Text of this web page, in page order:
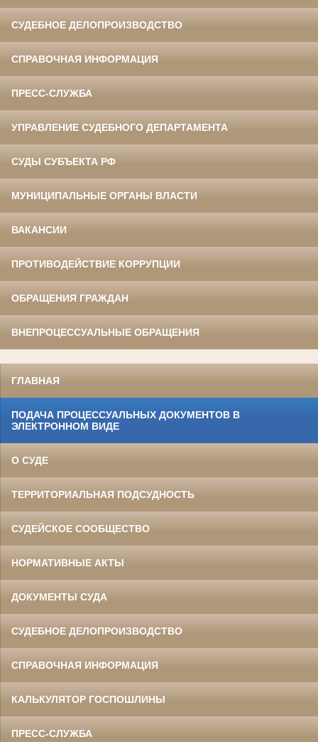
СУДЕБНОЕ ДЕЛОПРОИЗВОДСТВО
СПРАВОЧНАЯ ИНФОРМАЦИЯ
ПРЕСС-СЛУЖБА
УПРАВЛЕНИЕ СУДЕБНОГО ДЕПАРТАМЕНТА
СУДЫ СУБЪЕКТА РФ
МУНИЦИПАЛЬНЫЕ ОРГАНЫ ВЛАСТИ
ВАКАНСИИ
ПРОТИВОДЕЙСТВИЕ КОРРУПЦИИ
ОБРАЩЕНИЯ ГРАЖДАН
ВНЕПРОЦЕССУАЛЬНЫЕ ОБРАЩЕНИЯ
ГЛАВНАЯ
ПОДАЧА ПРОЦЕССУАЛЬНЫХ ДОКУМЕНТОВ В
ЭЛЕКТРОННОМ ВИДЕ
О СУДЕ
ТЕРРИТОРИАЛЬНАЯ ПОДСУДНОСТЬ
СУДЕЙСКОЕ СООБЩЕСТВО
НОРМАТИВНЫЕ АКТЫ
ДОКУМЕНТЫ СУДА
СУДЕБНОЕ ДЕЛОПРОИЗВОДСТВО
СПРАВОЧНАЯ ИНФОРМАЦИЯ
КАЛЬКУЛЯТОР ГОСПОШЛИНЫ
ПРЕСС-СЛУЖБА